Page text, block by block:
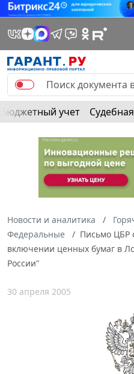
Бюджетный учет
Новости и аналитика
Федеральные
Письмо ЦБР
включении ценных бумаг в
России"
30 апреля 2005